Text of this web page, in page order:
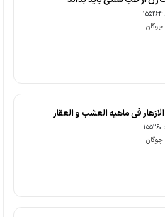
چوگان
فی ماهیه العشب و العقار
چوگان